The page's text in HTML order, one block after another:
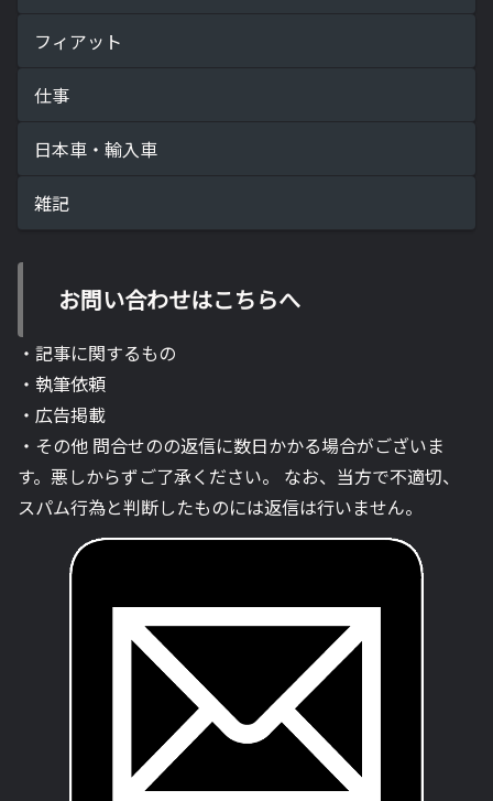
フィアット
仕事
日本車・輸入車
雑記
お問い合わせはこちらへ
・記事に関するもの
・執筆依頼
・広告掲載
・その他 問合せのの返信に数日かかる場合がございま
す。悪しからずご了承ください。 なお、当方で不適切、
スパム行為と判断したものには返信は行いません。